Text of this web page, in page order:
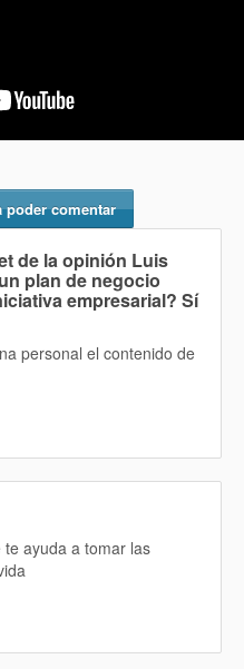
comentar
de la opinión Luis
plan de negocio
empresarial? Sí
personal el contenido de
ayuda a tomar las